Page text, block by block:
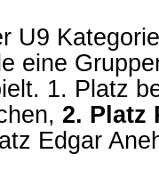
U9
eine
1. Platz
2. Platz
Edgar